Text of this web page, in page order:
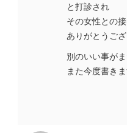
と打診され
その女性との
ありがとうござ
別のいい事が
また今度書きま